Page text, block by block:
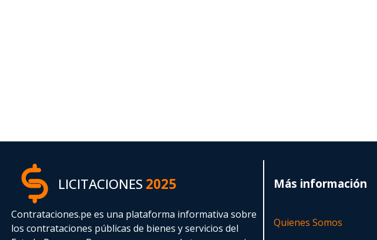
LICITACIONES2025
Contrataciones.pe es una plataforma informativa sobre
los contrataciones públicas de bienes y servicios del
Más información
Quienes Somos